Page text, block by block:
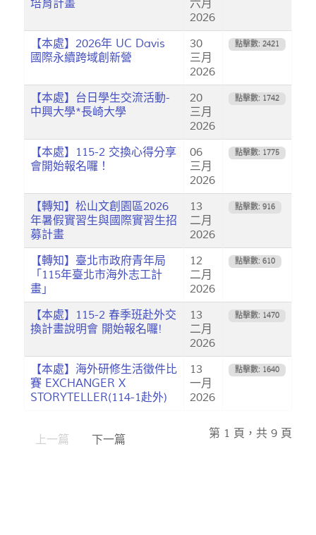
培育計畫
六月
2026
【本處】2026年 UC Davis
國際永續跨域創新營
30
三月
2026
點擊數: 2421
【本處】台日學生交流活動-
中興大學*長崎大學
20
三月
2026
點擊數: 1742
【本處】115-2 交換心得分享
會開始報名囉！
06
三月
2026
點擊數: 1775
【轉知】松山文創園區2026
年暑假實習生與國際實習生招
募計畫
13
二月
2026
點擊數: 916
【轉知】臺北市政府青年局
「115年臺北市海外志工計
畫」
12
二月
2026
點擊數: 610
【本處】115-2 春季班赴外交
換計畫說明會 開始報名囉!
13
二月
2026
點擊數: 1470
【本處】海外研修生活徵件比
賽 EXCHANGER X
STORYTELLER(114-1赴外)
13
一月
2026
點擊數: 1640
第 1 頁，共 9 頁
上一篇 下一篇